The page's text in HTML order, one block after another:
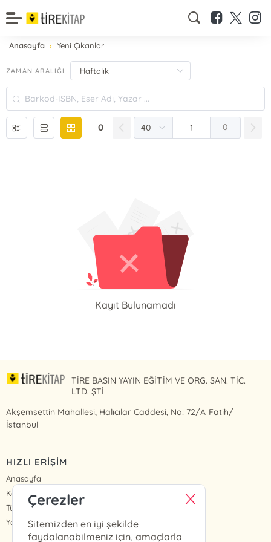
Anasayfa Yeni Çıkanlar
ZAMAN ARALIĞI
0 0
Kayıt Bulunamadı
TİRE BASIN YAYIN EĞİTİM VE ORG. SAN. TİC.
LTD. ŞTİ
Akşemsettin Mahallesi, Halıcılar Caddesi, No: 72/A Fatih/
İstanbul
HIZLI ERİŞİM
Anasayfa
Kategoriler
Tüm Kitaplar
Yazarlar
Çerezler
Sitemizden en iyi şekilde
faydalanabilmeniz için, amaçlarla